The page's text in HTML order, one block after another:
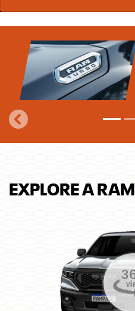
templates.template-
EXPLORE A